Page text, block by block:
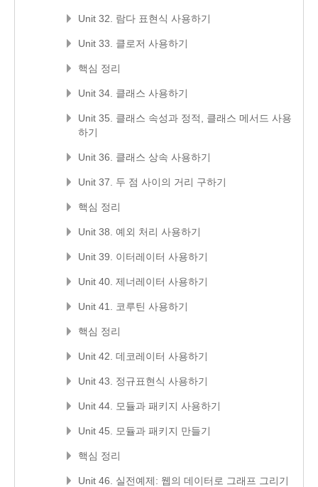
Unit 32. 람다 표현식 사용하기
Unit 33. 클로저 사용하기
핵심 정리
Unit 34. 클래스 사용하기
Unit 35. 클래스 속성과 정적, 클래스 메서드 사용
하기
Unit 36. 클래스 상속 사용하기
Unit 37. 두 점 사이의 거리 구하기
핵심 정리
Unit 38. 예외 처리 사용하기
Unit 39. 이터레이터 사용하기
Unit 40. 제너레이터 사용하기
Unit 41. 코루틴 사용하기
핵심 정리
Unit 42. 데코레이터 사용하기
Unit 43. 정규표현식 사용하기
Unit 44. 모듈과 패키지 사용하기
Unit 45. 모듈과 패키지 만들기
핵심 정리
Unit 46. 실전예제: 웹의 데이터로 그래프 그리기